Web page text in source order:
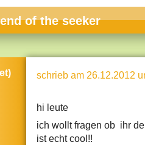
Geschichte &
Kolumne
Mensch &
Gesellschaft
Universum
Kunst
of the seeker
schrieb am 26.12.2012
hi leute
ich wollt fragen ob ihr
ist echt cool!!